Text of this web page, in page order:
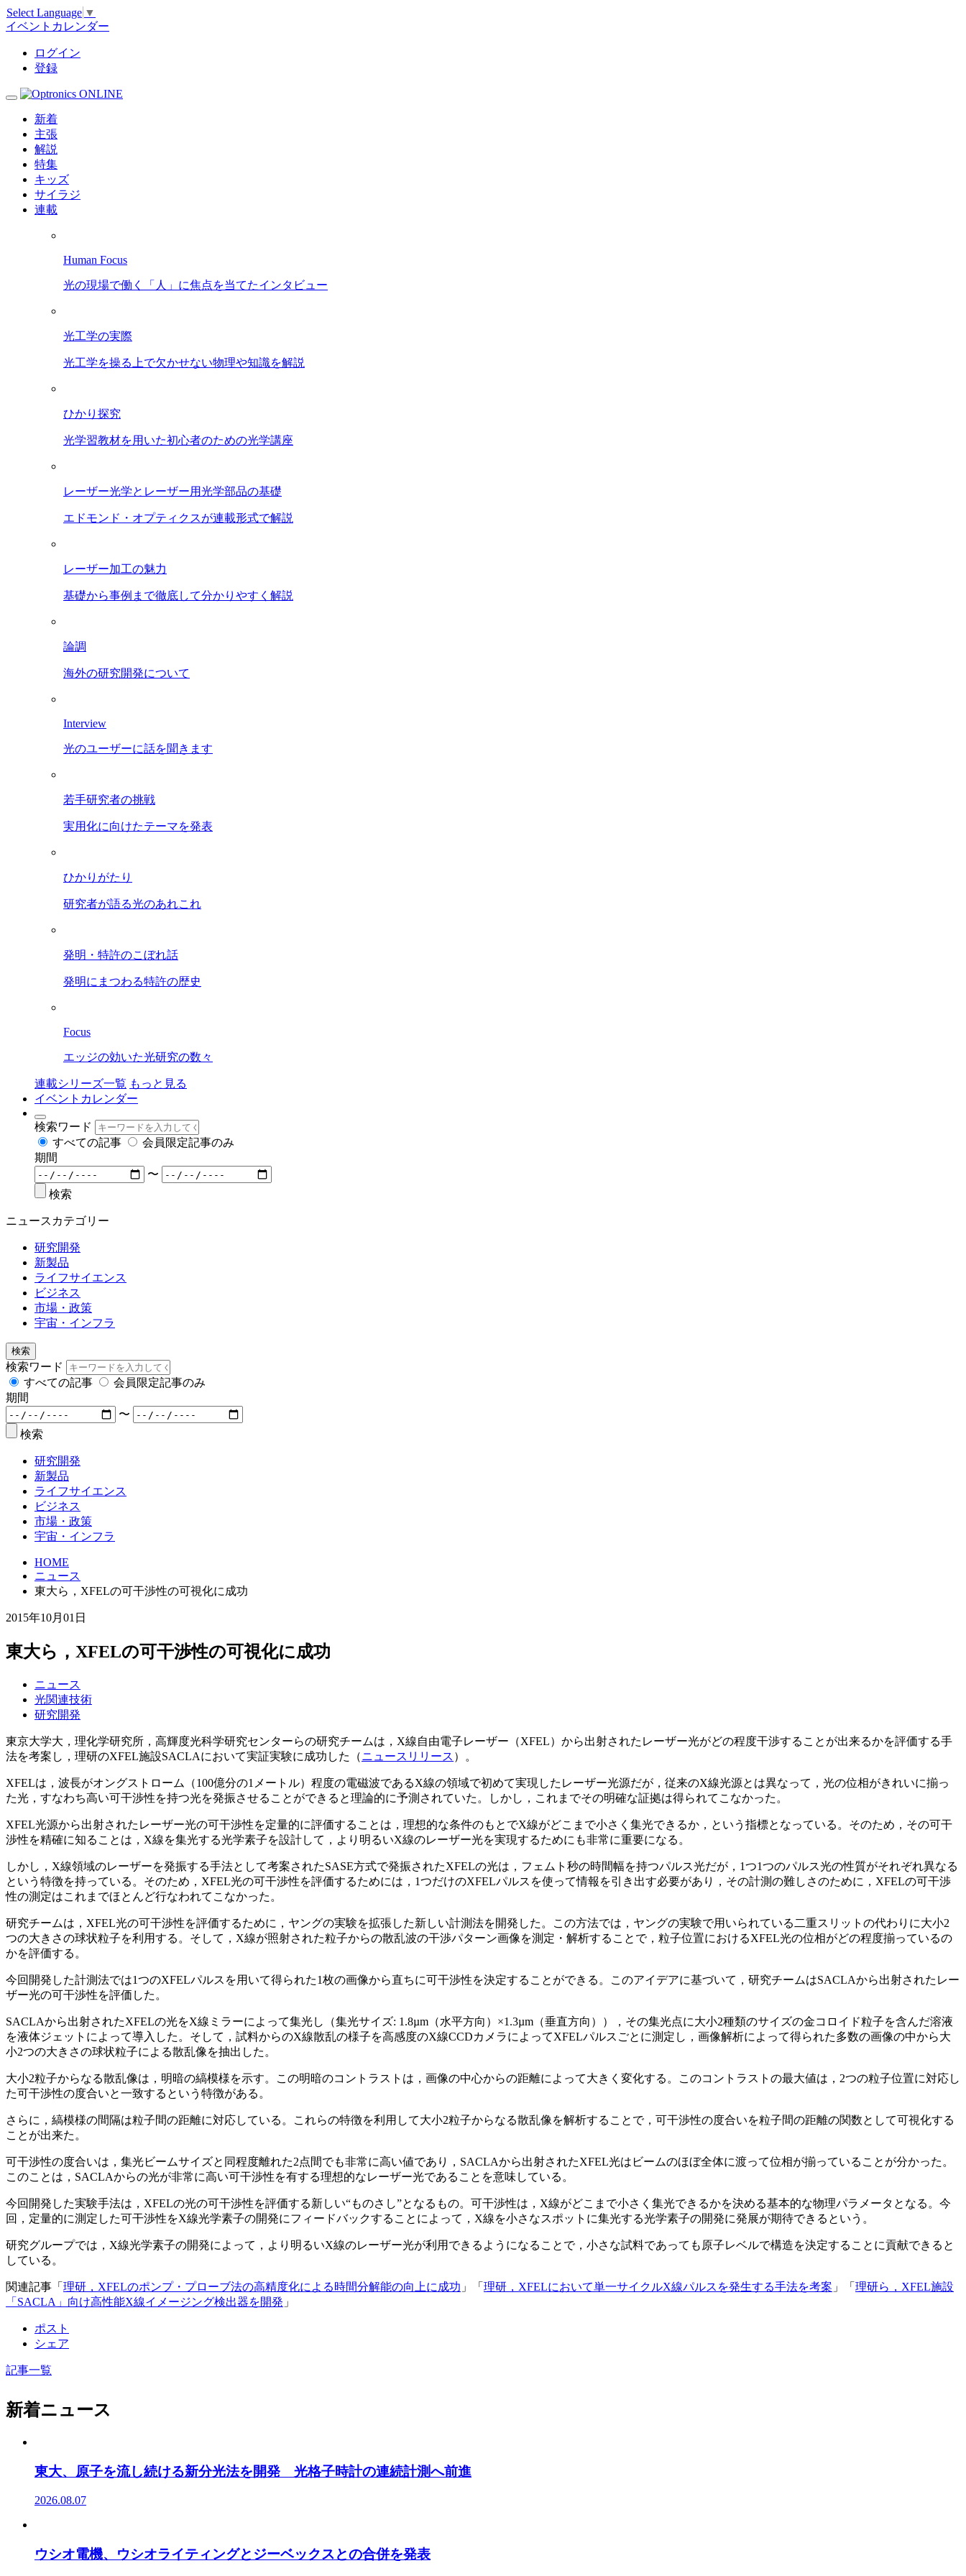
Select Language ▼
イベントカレンダー
ログイン
登録
新着
主張
解説
特集
キッズ
サイラジ
連載
Human Focus
光の現場で働く「人」に焦点を当てたインタビュー
光工学の実際
光工学を操る上で欠かせない物理や知識を解説
ひかり探究
光学習教材を用いた初心者のための光学講座
レーザー光学とレーザー用光学部品の基礎
エドモンド・オプティクスが連載形式で解説
レーザー加工の魅力
基礎から事例まで徹底して分かりやすく解説
論調
海外の研究開発について
Interview
光のユーザーに話を聞きます
若手研究者の挑戦
実用化に向けたテーマを発表
ひかりがたり
研究者が語る光のあれこれ
発明・特許のこぼれ話
発明にまつわる特許の歴史
Focus
エッジの効いた光研究の数々
連載シリーズ一覧 もっと見る
イベントカレンダー
検索ワード
すべての記事
会員限定記事のみ
期間
〜
検索
ニュースカテゴリー
研究開発
新製品
ライフサイエンス
ビジネス
市場・政策
宇宙・インフラ
検索
検索ワード
すべての記事
会員限定記事のみ
期間
〜
検索
研究開発
新製品
ライフサイエンス
ビジネス
市場・政策
宇宙・インフラ
HOME
ニュース
東大ら，XFELの可干渉性の可視化に成功
2015年10月01日
東大ら，XFELの可干渉性の可視化に成功
ニュース
光関連技術
研究開発
東京大学大，理化学研究所，高輝度光科学研究センターらの研究チームは，X線自由電子レーザー（XFEL）から出射されたレーザー光がどの程度干渉することが出来るかを評価する手
法を考案し，理研のXFEL施設SACLAにおいて実証実験に成功した（ニュースリリース ）。
XFELは，波長がオングストローム（100億分の1メートル）程度の電磁波であるX線の領域で初めて実現したレーザー光源だが，従来のX線光源とは異なって，光の位相がきれいに揃っ
た光，すなわち高い可干渉性を持つ光を発振させることができると理論的に予測されていた。しかし，これまでその明確な証拠は得られてこなかった。
XFEL光源から出射されたレーザー光の可干渉性を定量的に評価することは，理想的な条件のもとでX線がどこまで小さく集光できるか，という指標となっている。そのため，その可干
渉性を精確に知ることは，X線を集光する光学素子を設計して，より明るいX線のレーザー光を実現するためにも非常に重要になる。
しかし，X線領域のレーザーを発振する手法として考案されたSASE方式で発振されたXFELの光は，フェムト秒の時間幅を持つパルス光だが，1つ1つのパルス光の性質がそれぞれ異なる
という特徴を持っている。そのため，XFEL光の可干渉性を評価するためには，1つだけのXFELパルスを使って情報を引き出す必要があり，その計測の難しさのために，XFELの可干渉
性の測定はこれまでほとんど行なわれてこなかった。
研究チームは，XFEL光の可干渉性を評価するために，ヤングの実験を拡張した新しい計測法を開発した。この方法では，ヤングの実験で用いられている二重スリットの代わりに大小2
つの大きさの球状粒子を利用する。そして，X線が照射された粒子からの散乱波の干渉パターン画像を測定・解析することで，粒子位置におけるXFEL光の位相がどの程度揃っているの
かを評価する。
今回開発した計測法では1つのXFELパルスを用いて得られた1枚の画像から直ちに可干渉性を決定することができる。このアイデアに基づいて，研究チームはSACLAから出射されたレー
ザー光の可干渉性を評価した。
SACLAから出射されたXFELの光をX線ミラーによって集光し（集光サイズ: 1.8µm（水平方向）×1.3µm（垂直方向）），その集光点に大小2種類のサイズの金コロイド粒子を含んだ溶液
を液体ジェットによって導入した。そして，試料からのX線散乱の様子を高感度のX線CCDカメラによってXFELパルスごとに測定し，画像解析によって得られた多数の画像の中から大
小2つの大きさの球状粒子による散乱像を抽出した。
大小2粒子からなる散乱像は，明暗の縞模様を示す。この明暗のコントラストは，画像の中心からの距離によって大きく変化する。このコントラストの最大値は，2つの粒子位置に対応し
た可干渉性の度合いと一致するという特徴がある。
さらに，縞模様の間隔は粒子間の距離に対応している。これらの特徴を利用して大小2粒子からなる散乱像を解析することで，可干渉性の度合いを粒子間の距離の関数として可視化する
ことが出来た。
可干渉性の度合いは，集光ビームサイズと同程度離れた2点間でも非常に高い値であり，SACLAから出射されたXFEL光はビームのほぼ全体に渡って位相が揃っていることが分かった。
このことは，SACLAからの光が非常に高い可干渉性を有する理想的なレーザー光であることを意味している。
今回開発した実験手法は，XFELの光の可干渉性を評価する新しい“ものさし”となるもの。可干渉性は，X線がどこまで小さく集光できるかを決める基本的な物理パラメータとなる。今
回，定量的に測定した可干渉性をX線光学素子の開発にフィードバックすることによって，X線を小さなスポットに集光する光学素子の開発に発展が期待できるという。
研究グループでは，X線光学素子の開発によって，より明るいX線のレーザー光が利用できるようになることで，小さな試料であっても原子レベルで構造を決定することに貢献できると
している。
関連記事「 理研，XFELのポンプ・プローブ法の高精度化による時間分解能の向上に成功 」「 理研，XFELにおいて単一サイクルX線パルスを発生する手法を考案 」「 理研ら，XFEL施設
「SACLA」向け高性能X線イメージング検出器を開発 」
ポスト
シェア
記事一覧
新着ニュース
東大、原子を流し続ける新分光法を開発 光格子時計の連続計測へ前進
2026.08.07
ウシオ電機、ウシオライティングとジーベックスとの合併を発表